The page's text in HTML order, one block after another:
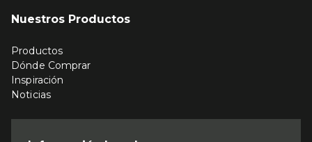
Nuestros Productos
Productos
Dónde Comprar
Inspiración
Noticias